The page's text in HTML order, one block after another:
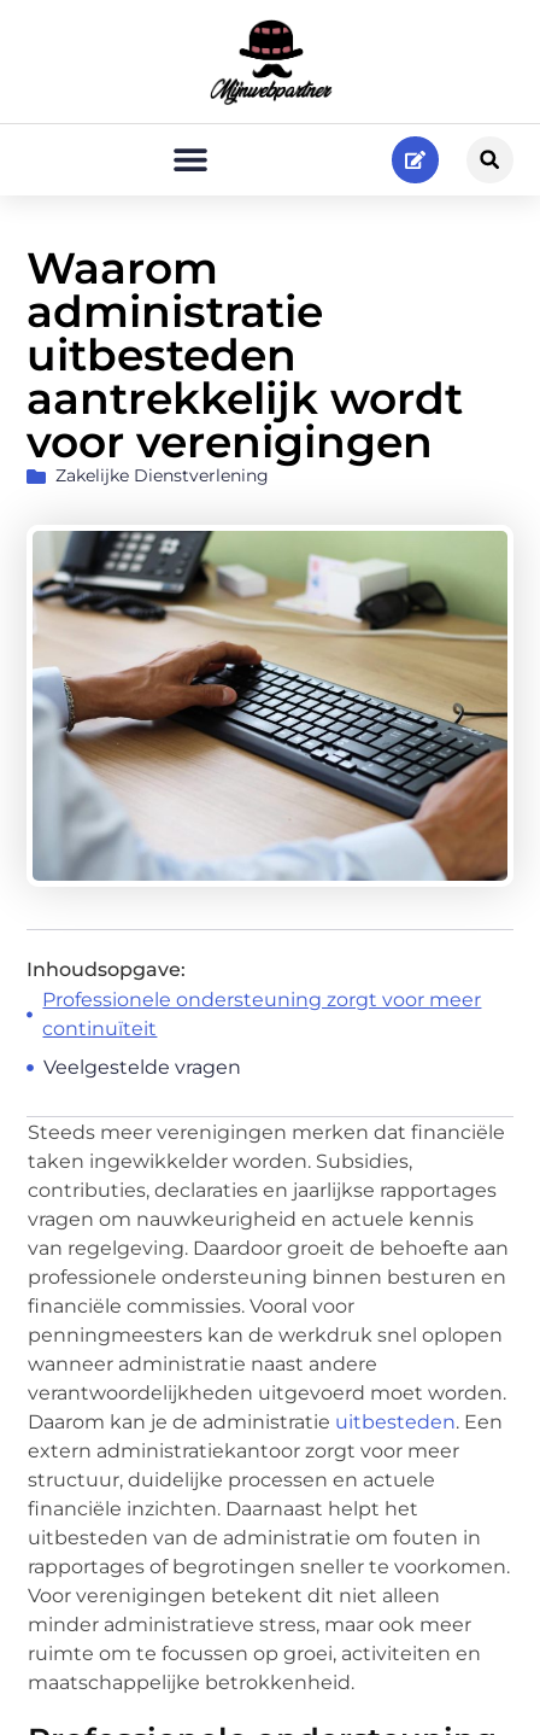
Waarom
administratie
uitbesteden
aantrekkelijk wordt
voor verenigingen
Zakelijke Dienstverlening
Inhoudsopgave:
Professionele ondersteuning zorgt voor meer
continuïteit
Veelgestelde vragen
Steeds meer verenigingen merken dat financiële
taken ingewikkelder worden. Subsidies,
contributies, declaraties en jaarlijkse rapportages
vragen om nauwkeurigheid en actuele kennis
van regelgeving. Daardoor groeit de behoefte aan
professionele ondersteuning binnen besturen en
financiële commissies. Vooral voor
penningmeesters kan de werkdruk snel oplopen
wanneer administratie naast andere
verantwoordelijkheden uitgevoerd moet worden.
Daarom kan je de administratie uitbesteden. Een
extern administratiekantoor zorgt voor meer
structuur, duidelijke processen en actuele
financiële inzichten. Daarnaast helpt het
uitbesteden van de administratie om fouten in
rapportages of begrotingen sneller te voorkomen.
Voor verenigingen betekent dit niet alleen
minder administratieve stress, maar ook meer
ruimte om te focussen op groei, activiteiten en
maatschappelijke betrokkenheid.